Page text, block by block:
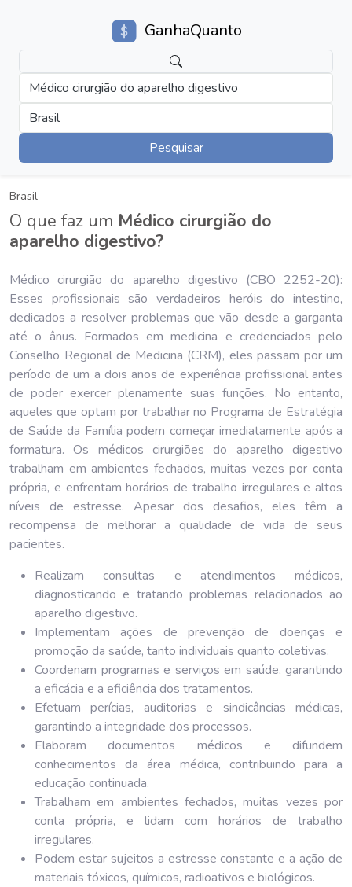
GanhaQuanto
Médico cirurgião do aparelho digestivo
Brasil
Pesquisar
Brasil
O que faz um Médico cirurgião do
aparelho digestivo?
Médico cirurgião do aparelho digestivo (CBO 2252-20):
Esses profissionais são verdadeiros heróis do intestino,
dedicados a resolver problemas que vão desde a garganta
até o ânus. Formados em medicina e credenciados pelo
Conselho Regional de Medicina (CRM), eles passam por um
período de um a dois anos de experiência profissional antes
de poder exercer plenamente suas funções. No entanto,
aqueles que optam por trabalhar no Programa de Estratégia
de Saúde da Família podem começar imediatamente após a
formatura. Os médicos cirurgiões do aparelho digestivo
trabalham em ambientes fechados, muitas vezes por conta
própria, e enfrentam horários de trabalho irregulares e altos
níveis de estresse. Apesar dos desafios, eles têm a
recompensa de melhorar a qualidade de vida de seus
pacientes.
Realizam consultas e atendimentos médicos,
diagnosticando e tratando problemas relacionados ao
aparelho digestivo.
Implementam ações de prevenção de doenças e
promoção da saúde, tanto individuais quanto coletivas.
Coordenam programas e serviços em saúde, garantindo
a eficácia e a eficiência dos tratamentos.
Efetuam perícias, auditorias e sindicâncias médicas,
garantindo a integridade dos processos.
Elaboram documentos médicos e difundem
conhecimentos da área médica, contribuindo para a
educação continuada.
Trabalham em ambientes fechados, muitas vezes por
conta própria, e lidam com horários de trabalho
irregulares.
Podem estar sujeitos a estresse constante e a ação de
materiais tóxicos, químicos, radioativos e biológicos.